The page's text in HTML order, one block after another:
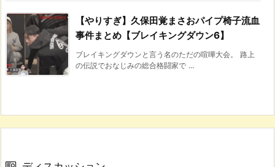
【やりすぎ】久保田覚まさおパイプ椅子流血
事件まとめ【ブレイキングダウン6】
ブレイキングダウンと言う名のただの喧嘩大会。 路上
の伝説でおなじみの総合格闘家で ...